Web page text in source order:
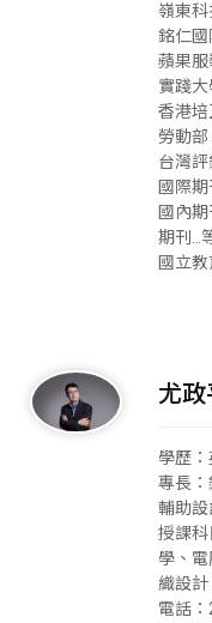
嶺東科
銘仁國
蘋果服
實踐大
香港培
勞動部
台灣
國際期
國內
期刊…
國立
尤
學歷
專長
輔助設
授課
學、
織設
電話：